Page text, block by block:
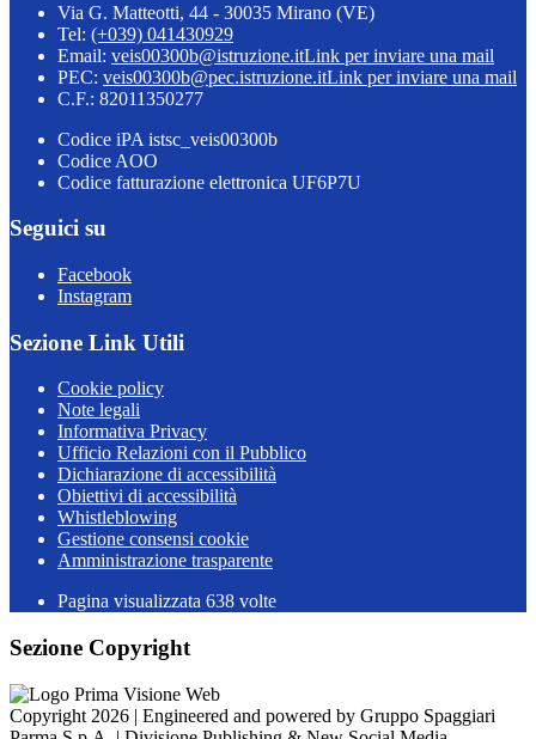
Via G. Matteotti, 44 - 30035 Mirano (VE)
Tel: (+039) 041430929
Email: veis00300b@istruzione.itLink per inviare una mail
PEC: veis00300b@pec.istruzione.itLink per inviare una mail
C.F.: 82011350277
Codice iPA istsc_veis00300b
Codice AOO
Codice fatturazione elettronica UF6P7U
Seguici su
Facebook
Instagram
Sezione Link Utili
Cookie policy
Note legali
Informativa Privacy
Ufficio Relazioni con il Pubblico
Dichiarazione di accessibilità
Obiettivi di accessibilità
Whistleblowing
Gestione consensi cookie
Amministrazione trasparente
Pagina visualizzata 638 volte
Sezione Copyright
Copyright 2026 | Engineered and powered by Gruppo Spaggiari